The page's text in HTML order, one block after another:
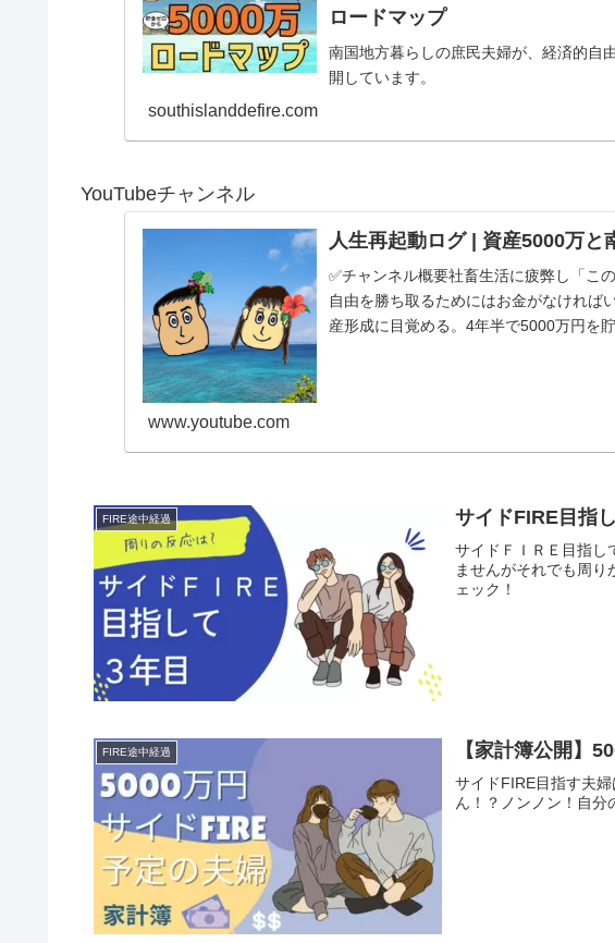
ロードマップ
南国地方暮らしの庶民夫婦が、経済的自
開しています。
southislanddefire.com
YouTubeチャンネル
人生再起動ログ | 資産5000万と
✅チャンネル概要社畜生活に疲弊し「こ
自由を勝ち取るためにはお金がなければ
産形成に目覚める。4年半で5000万円を
www.youtube.com
FIRE途中経過 サイドFIRE目指
サイドＦＩＲＥ目指
ませんがそれでも周
ェック！
FIRE途中経過 【家計簿公開】
サイドFIRE目指す夫
ん！？ノンノン！自分